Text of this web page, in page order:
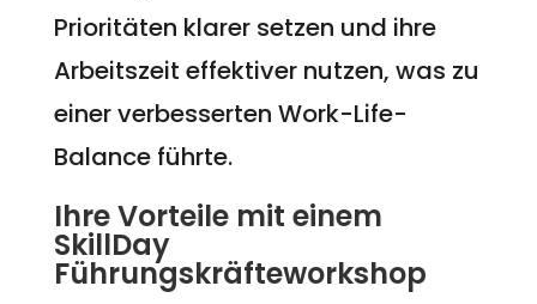
Prioritäten klarer setzen und ihre
Arbeitszeit effektiver nutzen, was zu
einer verbesserten Work-Life-
Balance führte.
Ihre Vorteile mit einem
SkillDay
Führungskräfteworkshop